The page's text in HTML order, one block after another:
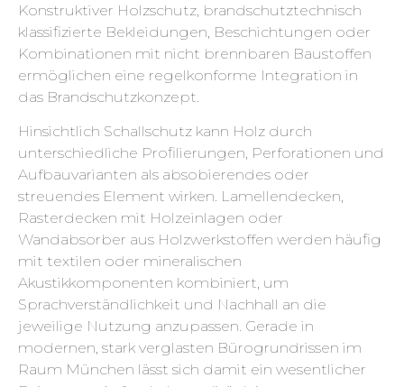
Konstruktiver Holzschutz, brandschutztechnisch
klassifizierte Bekleidungen, Beschichtungen oder
Kombinationen mit nicht brennbaren Baustoffen
ermöglichen eine regelkonforme Integration in
das Brandschutzkonzept.
Hinsichtlich Schallschutz kann Holz durch
unterschiedliche Profilierungen, Perforationen und
Aufbauvarianten als absobierendes oder
streuendes Element wirken. Lamellendecken,
Rasterdecken mit Holzeinlagen oder
Wandabsorber aus Holzwerkstoffen werden häufig
mit textilen oder mineralischen
Akustikkomponenten kombiniert, um
Sprachverständlichkeit und Nachhall an die
jeweilige Nutzung anzupassen. Gerade in
modernen, stark verglasten Bürogrundrissen im
Raum München lässt sich damit ein wesentlicher